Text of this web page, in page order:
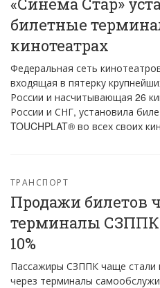
билетные
кинотеатрах
Федеральная сеть
входящая в пятерку
России и насчитывающая 26
России и СНГ, установила
TOUCHPLAT® во всех своих
ТРАНСПОРТ
Продажи билетов
терминалы СЗППК
10%
Пассажиры СЗППК чаще стали
через терминалы